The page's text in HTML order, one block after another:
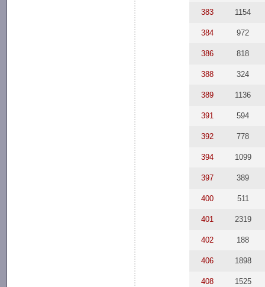
383 1154
384 972
386 818
388 324
389 1136
391 594
392 778
394 1099
397 389
400 511
401 2319
402 188
406 1898
408 1525